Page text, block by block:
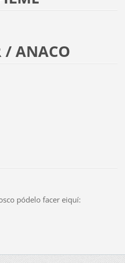
/ ANACO
pódelo facer eiquí: